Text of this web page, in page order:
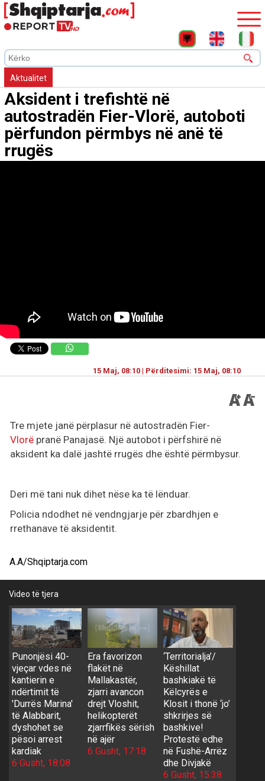
Aktualitet
Aksident i trefishtë në
autostradën Fier-Vlorë, autoboti
përfundon përmbys në anë të
rrugës
15 Maj, 08:10 | Përditesimi: 15 Maj, 08:10
Tre mjete janë përplasur në autostradën Fier-
Vlorë pranë Panajasë. Një autobot i përfshirë në
aksident ka dalë jashtë rrugës dhe është përmbysur.
Deri më tani nuk dihet nëse ka të lënduar.
Policia ndodhet në vendngjarje për zbardhjen e
rrethanave të aksidentit.
A.A/Shqiptarja.com
Video të tjera
Punonjësi 40-
vjeçar vdes në
kantierin e
ndërtimit të
'Durrës Marina'
të Alabbarit,
dyshohet se
pësoi arrest
kardiak
6 Gusht, 18:08
Era favorizon
flakët në
Mallakastër,
zjarri avancon
drejt Vloshit,
helikopterët
zjarrfikës sërish
në ajër
6 Gusht, 17:18
‘Territorialja’/
Këshillat
bashkiakë të
Këlcyrës e
Klosit i thonë ‘jo’
shkrirjes së
bashkive!
Protestë edhe
në Fushë-Arrëz
dhe Divjakë
6 Gusht, 15:38